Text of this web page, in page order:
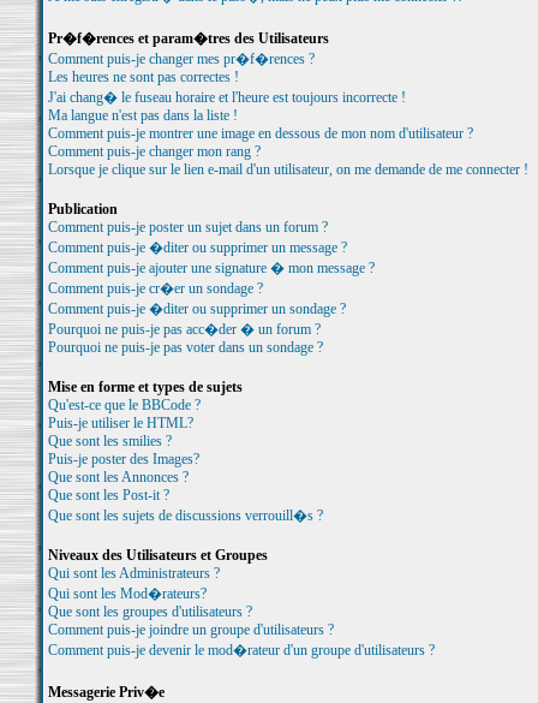
Pr�f�rences et param�tres des Utilisateurs
Comment puis-je changer mes pr�f�rences ?
Les heures ne sont pas correctes !
J'ai chang� le fuseau horaire et l'heure est toujours incorrecte !
Ma langue n'est pas dans la liste !
Comment puis-je montrer une image en dessous de mon nom d'utilisateur ?
Comment puis-je changer mon rang ?
Lorsque je clique sur le lien e-mail d'un utilisateur, on me demande de me connecter !
Publication
Comment puis-je poster un sujet dans un forum ?
Comment puis-je �diter ou supprimer un message ?
Comment puis-je ajouter une signature � mon message ?
Comment puis-je cr�er un sondage ?
Comment puis-je �diter ou supprimer un sondage ?
Pourquoi ne puis-je pas acc�der � un forum ?
Pourquoi ne puis-je pas voter dans un sondage ?
Mise en forme et types de sujets
Qu'est-ce que le BBCode ?
Puis-je utiliser le HTML?
Que sont les smilies ?
Puis-je poster des Images?
Que sont les Annonces ?
Que sont les Post-it ?
Que sont les sujets de discussions verrouill�s ?
Niveaux des Utilisateurs et Groupes
Qui sont les Administrateurs ?
Qui sont les Mod�rateurs?
Que sont les groupes d'utilisateurs ?
Comment puis-je joindre un groupe d'utilisateurs ?
Comment puis-je devenir le mod�rateur d'un groupe d'utilisateurs ?
Messagerie Priv�e